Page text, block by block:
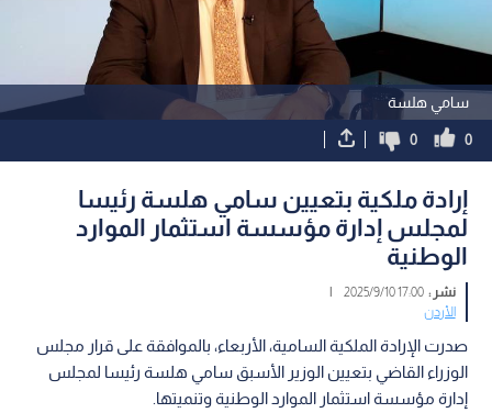
سامي هلسة
0
0
إرادة ملكية بتعيين سامي هلسة رئيسا
لمجلس إدارة مؤسسة استثمار الموارد
الوطنية
نشر :17:00 2025/9/10
|
الأردن
صدرت الإرادة الملكية السامية، الأربعاء، بالموافقة على قرار مجلس
الوزراء القاضي بتعيين الوزير الأسبق سامي هلسة رئيسا لمجلس
إدارة مؤسسة استثمار الموارد الوطنية وتنميتها.